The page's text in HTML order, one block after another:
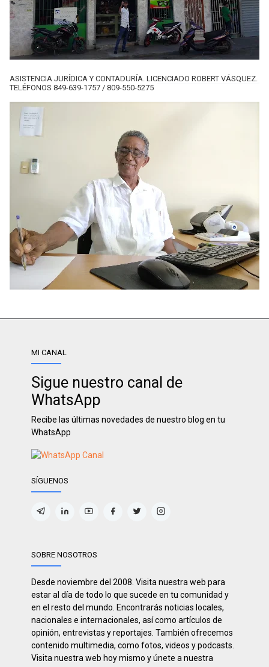
ASISTENCIA JURÍDICA Y CONTADURÍA. LICENCIADO ROBERT VÁSQUEZ.
TELÉFONOS 849-639-1757 / 809-550-5275
MI CANAL
Sigue nuestro canal de
WhatsApp
Recibe las últimas novedades de nuestro blog en tu
WhatsApp
SÍGUENOS
SOBRE NOSOTROS
Desde noviembre del 2008. Visita nuestra web para
estar al día de todo lo que sucede en tu comunidad y
en el resto del mundo. Encontrarás noticias locales,
nacionales e internacionales, así como artículos de
opinión, entrevistas y reportajes. También ofrecemos
contenido multimedia, como fotos, videos y podcasts.
Visita nuestra web hoy mismo y únete a nuestra